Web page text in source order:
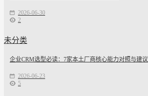
2026-06-30
2
未分类
企业CRM选型必读：7家本土厂商核心能力对照与建议
2026-06-23
5